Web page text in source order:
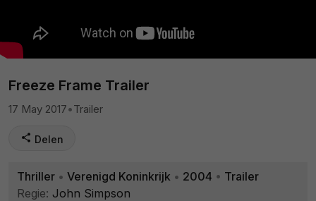
Freeze Frame Trailer
17 May 2017•Trailer
Delen
Thriller • Verenigd Koninkrijk • 2004 • Trailer
Regie: John Simpson